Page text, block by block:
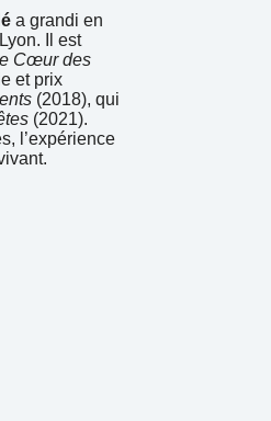
a grandi en
Il est
Cœur des
et prix
(2018), qui
(2021).
l’expérience